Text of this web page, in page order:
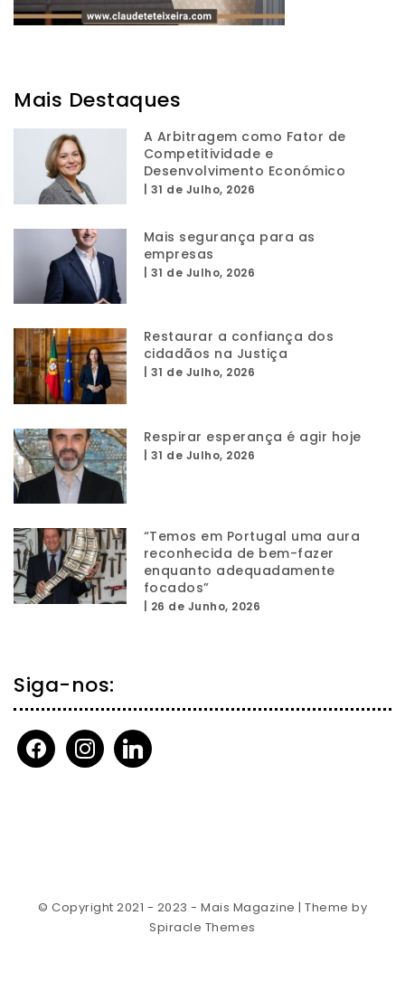
Mais Destaques
A Arbitragem como Fator de
Competitividade e
Desenvolvimento Económico
31 de Julho, 2026
Mais segurança para as
empresas
31 de Julho, 2026
Restaurar a confiança dos
cidadãos na Justiça
31 de Julho, 2026
Respirar esperança é agir hoje
31 de Julho, 2026
“Temos em Portugal uma aura
reconhecida de bem-fazer
enquanto adequadamente
focados”
26 de Junho, 2026
Siga-nos:
facebookinstagramlinkedin
© Copyright 2021 - 2023 - Mais Magazine | Theme by
Spiracle Themes